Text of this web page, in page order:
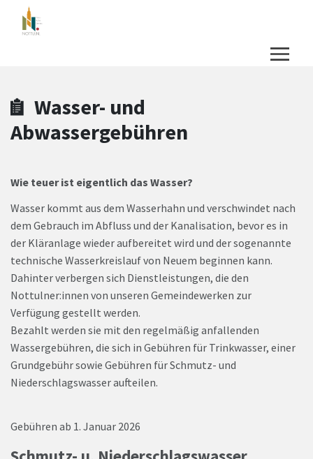
Zum Hauptinhalt springen
Wasser- und
Abwassergebühren
Wie teuer ist eigentlich das Wasser?
Wasser kommt aus dem Wasserhahn und verschwindet nach
dem Gebrauch im Abfluss und der Kanalisation, bevor es in
der Kläranlage wieder aufbereitet wird und der sogenannte
technische Wasserkreislauf von Neuem beginnen kann.
Dahinter verbergen sich Dienstleistungen, die den
Nottulner:innen von unseren Gemeindewerken zur
Verfügung gestellt werden.
Bezahlt werden sie mit den regelmäßig anfallenden
Wassergebühren, die sich in Gebühren für Trinkwasser, einer
Grundgebühr sowie Gebühren für Schmutz- und
Niederschlagswasser aufteilen.
Gebühren ab 1. Januar 2026